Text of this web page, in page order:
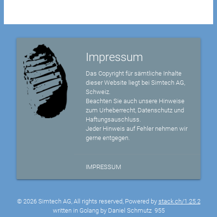
Impressum
Das Copyright für sämtliche Inhalte
dieser Website liegt bei Simtech AG,
Schweiz.
Beachten Sie auch unsere Hinweise
zum Urheberrecht, Datenschutz und
Haftungsauschluss.
Jeder Hinweis auf Fehler nehmen wir
gerne entgegen.
IMPRESSUM
© 2026 Simtech AG, All rights reserved, Powered by stack.ch/1.25.2
written in Golang by Daniel Schmutz 955